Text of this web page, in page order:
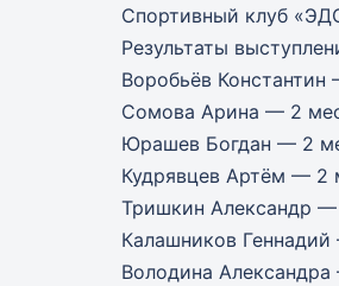
Спортивный клуб
Результаты
Воробьёв Константин
Сомова Арина — 2
Юрашев Богдан — 2
Кудрявцев Артём — 2
Тришкин Александр
Калашников
Володина